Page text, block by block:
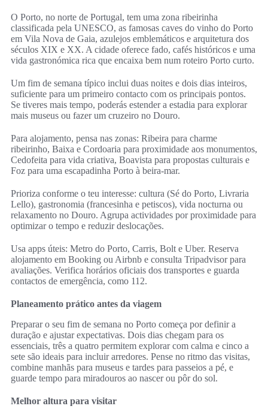
O Porto, no norte de Portugal, tem uma zona ribeirinha
classificada pela UNESCO, as famosas caves do vinho do Porto
em Vila Nova de Gaia, azulejos emblemáticos e arquitetura dos
séculos XIX e XX. A cidade oferece fado, cafés históricos e uma
vida gastronómica rica que encaixa bem num roteiro Porto curto.
Um fim de semana típico inclui duas noites e dois dias inteiros,
suficiente para um primeiro contacto com os principais pontos.
Se tiveres mais tempo, poderás estender a estadia para explorar
mais museus ou fazer um cruzeiro no Douro.
Para alojamento, pensa nas zonas: Ribeira para charme
ribeirinho, Baixa e Cordoaria para proximidade aos monumentos,
Cedofeita para vida criativa, Boavista para propostas culturais e
Foz para uma escapadinha Porto à beira-mar.
Prioriza conforme o teu interesse: cultura (Sé do Porto, Livraria
Lello), gastronomia (francesinha e petiscos), vida nocturna ou
relaxamento no Douro. Agrupa actividades por proximidade para
optimizar o tempo e reduzir deslocações.
Usa apps úteis: Metro do Porto, Carris, Bolt e Uber. Reserva
alojamento em Booking ou Airbnb e consulta Tripadvisor para
avaliações. Verifica horários oficiais dos transportes e guarda
contactos de emergência, como 112.
Planeamento prático antes da viagem
Preparar o seu fim de semana no Porto começa por definir a
duração e ajustar expectativas. Dois dias chegam para os
essenciais, três a quatro permitem explorar com calma e cinco a
sete são ideais para incluir arredores. Pense no ritmo das visitas,
combine manhãs para museus e tardes para passeios a pé, e
guarde tempo para miradouros ao nascer ou pôr do sol.
Melhor altura para visitar